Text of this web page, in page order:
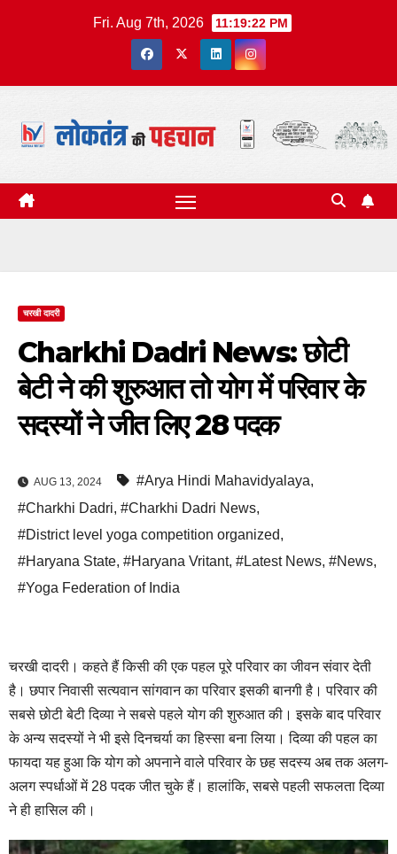
Fri. Aug 7th, 2026 11:19:23 PM
चरखी दादरी
Charkhi Dadri News: छोटी
बेटी ने की शुरुआत तो योग में परिवार के
सदस्यों ने जीत लिए 28 पदक
AUG 13, 2024 #Arya Hindi Mahavidyalaya,
#Charkhi Dadri, #Charkhi Dadri News,
#District level yoga competition organized,
#Haryana State, #Haryana Vritant, #Latest News, #News,
#Yoga Federation of India
चरखी दादरी। कहते हैं किसी की एक पहल पूरे परिवार का जीवन संवार देती
है। छपार निवासी सत्यवान सांगवान का परिवार इसकी बानगी है। परिवार की
सबसे छोटी बेटी दिव्या ने सबसे पहले योग की शुरुआत की। इसके बाद परिवार
के अन्य सदस्यों ने भी इसे दिनचर्या का हिस्सा बना लिया। दिव्या की पहल का
फायदा यह हुआ कि योग को अपनाने वाले परिवार के छह सदस्य अब तक अलग-
अलग स्पर्धाओं में 28 पदक जीत चुके हैं। हालांकि, सबसे पहली सफलता दिव्या
ने ही हासिल की।